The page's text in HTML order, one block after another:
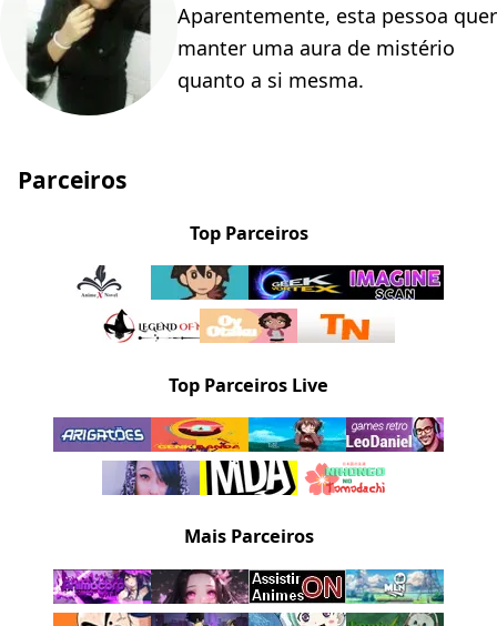
Aparentemente, esta pessoa quer
manter uma aura de mistério
quanto a si mesma.
Parceiros
Top Parceiros
Top Parceiros Live
Mais Parceiros